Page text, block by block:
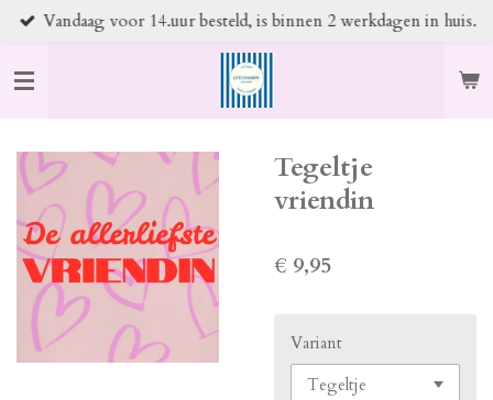
Ga
naar
de
hoofdinhoud
Vandaag voor 14.uur besteld, is binnen 2 werkdagen in huis.
Tegeltje
vriendin
€ 9,95
Variant